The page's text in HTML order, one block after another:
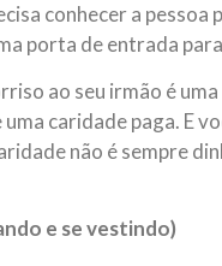
conhecer a
porta de entrada
ao seu irmão é
caridade paga. E
não é sempre
e se vestindo)